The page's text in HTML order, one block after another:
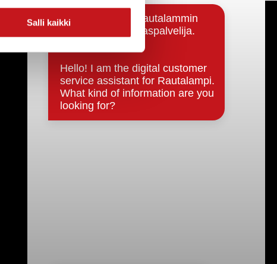
Salli kaikki
Päätökset, esityslistat & pöytäkirjat
Hallinto
Kunnanhallitus
Kunnanvaltuusto